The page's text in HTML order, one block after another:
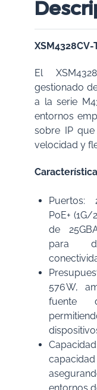
XSM4328CV-
El
gestionado
a la serie
entornos
sobre IP
velocidad y
Puertos:
PoE+
de
para
576 W,
fuente